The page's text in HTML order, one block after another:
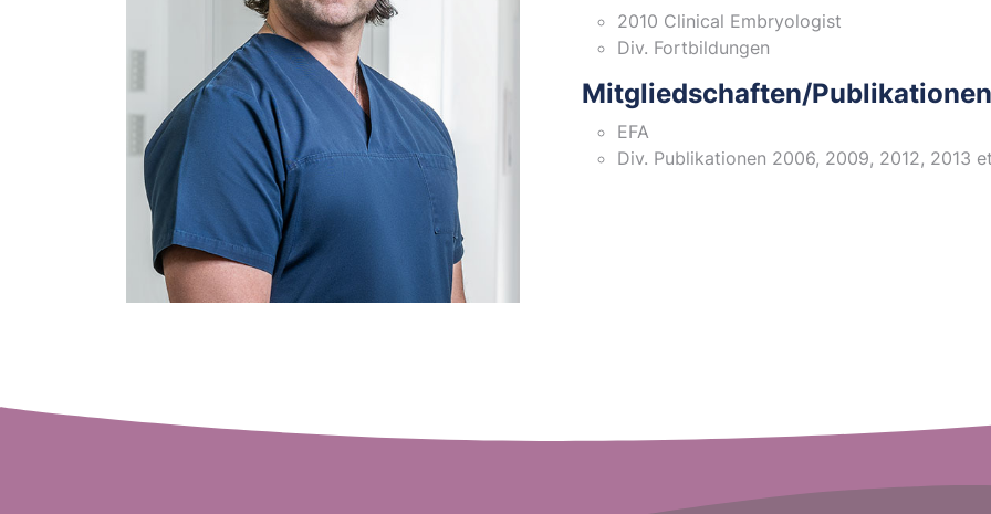
2010 Clinical Embryologist
Div. Fortbildungen
Mitgliedschaften/
EFA
Div. Publikationen 2006, 2009, 2012, 2013